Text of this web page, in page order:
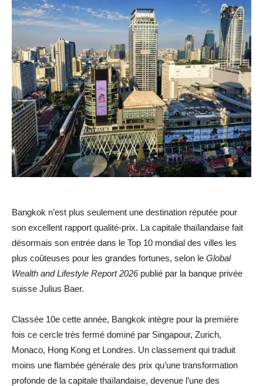
Bangkok n’est plus seulement une destination réputée pour
son excellent rapport qualité-prix. La capitale thaïlandaise fait
désormais son entrée dans le Top 10 mondial des villes les
plus coûteuses pour les grandes fortunes, selon le Global
Wealth and Lifestyle Report 2026publié par la banque privée
suisse Julius Baer.
Classée 10e cette année, Bangkok intègre pour la première
fois ce cercle très fermé dominé par Singapour, Zurich,
Monaco, Hong Kong et Londres. Un classement qui traduit
moins une flambée générale des prix qu’une transformation
profonde de la capitale thaïlandaise, devenue l’une des